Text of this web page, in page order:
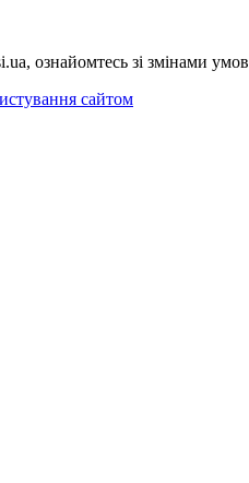
ознайомтесь зі змінами
сайтом